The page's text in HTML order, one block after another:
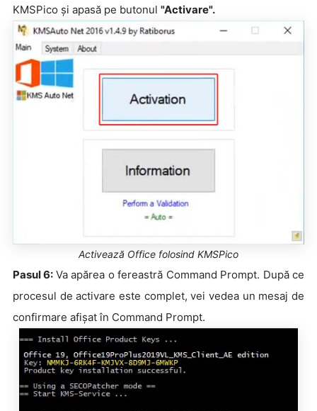
KMSPico și apasă pe butonul "Activare".
Activează Office folosind KMSPico
Pasul 6: Va apărea o fereastră Command Prompt. După ce
procesul de activare este complet, vei vedea un mesaj de
confirmare afișat în Command Prompt.